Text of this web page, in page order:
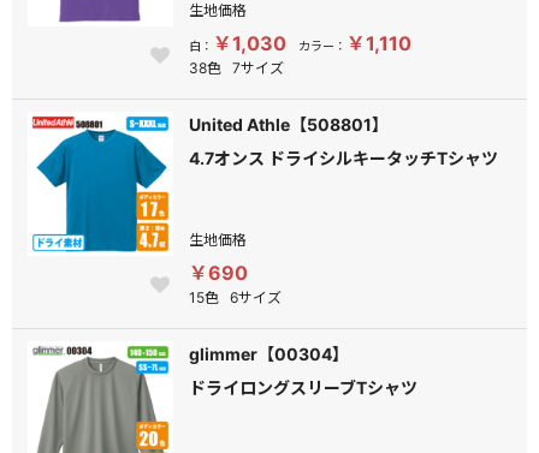
生地価格
白： ￥1,030 カラー： ￥1,110
38色 7サイズ
United Athle【508801】
4.7オンス ドライシルキータッチTシャツ
生地価格
￥690
15色 6サイズ
glimmer【00304】
ドライロングスリーブTシャツ